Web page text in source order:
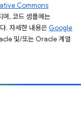
Commons
며, 코드 샘플에는
. 자세한 내용은 Google
및/또는 Oracle 계열